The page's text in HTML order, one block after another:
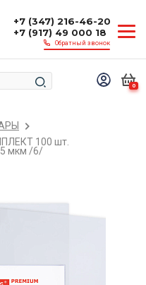
+7 (347) 216-46-20
+7 (917) 49 000 18
Обратный звонок
0
100 шт.
мкм /6/